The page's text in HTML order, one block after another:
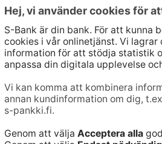
010 76 5810
(lna/mta)
Spärrtjänst för bankkoder 24
h/dygn
09 6964 6820